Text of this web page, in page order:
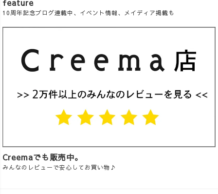
feature
10周年記念ブログ連載中、イベント情報、メイディア掲載も
Creemaでも販売中。
みんなのレビューで安心してお買い物♪